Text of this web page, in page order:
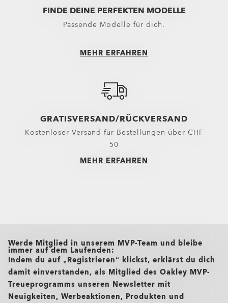
Oakley Brillen,
FINDE DEINE PERFEKTEN MODELLE
Passende Modelle für dich.
MEHR ERFAHREN
GRATISVERSAND/RÜCKVERSAND
Kostenloser Versand für Bestellungen über CHF
50
MEHR ERFAHREN
Werde Mitglied in unserem MVP-Team und bleibe
immer auf dem Laufenden:
Indem du auf „Registrieren“ klickst, erklärst du dich
damit einverstanden, als Mitglied des Oakley MVP-
Treueprogramms unseren Newsletter mit
Neuigkeiten, Werbeaktionen, Produkten und